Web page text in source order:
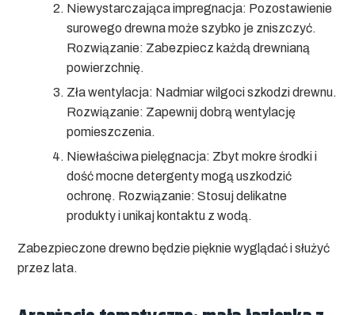
Niewystarczająca impregnacja: Pozostawienie
surowego drewna może szybko je zniszczyć.
Rozwiązanie: Zabezpiecz każdą drewnianą
powierzchnię.
Zła wentylacja: Nadmiar wilgoci szkodzi drewnu.
Rozwiązanie: Zapewnij dobrą wentylację
pomieszczenia.
Niewłaściwa pielęgnacja: Zbyt mokre środki i
dość mocne detergenty mogą uszkodzić
ochronę. Rozwiązanie: Stosuj delikatne
produkty i unikaj kontaktu z wodą.
Zabezpieczone drewno będzie pięknie wyglądać i służyć
przez lata.